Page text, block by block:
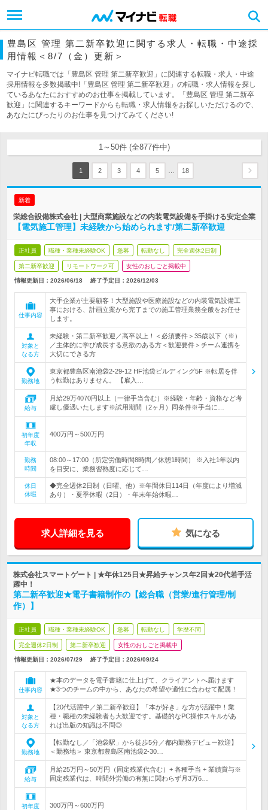
豊島区 管理 第二新卒歓迎に関する求人・転職・中途採
用情報＜8/7（金）更新＞
マイナビ転職では「豊島区 管理 第二新卒歓迎」に関連する転職・求人・中途
採用情報を多数掲載中!「豊島区 管理 第二新卒歓迎」の転職・求人情報を探し
ているあなたにおすすめのお仕事を掲載しています。「豊島区 管理 第二新卒
歓迎」に関連するキーワードからも転職・求人情報をお探しいただけるので、
あなたにぴったりのお仕事を見つけてみてください!
1～50件 (全877件中)
1 2 3 4 5 18
新着
栄総合設備株式会社 | 大型商業施設などの内装電気設備を手掛ける安定企業
【電気施工管理】未経験から始められます/第二新卒歓迎
正社員 職種・業種未経験OK 急募 転勤なし 完全週休2日制
第二新卒歓迎 リモートワーク可 女性のおしごと掲載中
情報更新日：2026/06/18 終了予定日： 2026/12/03
仕事内容
大手企業が主要顧客！大型施設や医療施設などの内装電気設備工
事における、計画立案から完了までの施工管理業務全般をお任せ
します。
対象と
なる方
未経験・第二新卒歓迎／高卒以上！＜必須要件＞35歳以下（※）
／主体的に学び成長する意欲のある方＜歓迎要件＞チーム連携を
大切にできる方
勤務地
東京都豊島区南池袋2-29-12 HF池袋ビルディング5F ※転居を伴
う転勤はありません。 【雇入…
給与
月給29万4070円以上（一律手当含む）※経験・年齢・資格など考
慮し優遇いたします※試用期間（2ヶ月）同条件※手当に…
初年度
年収
400万円～500万円
勤務
時間
08:00～17:00（所定労働時間8時間／休憩1時間） ※入社1年以内
を目安に、業務習熟度に応じて…
休日
休暇
◆完全週休2日制（日曜、他）※年間休日114日（年度により増減
あり）・夏季休暇（2日）・年末年始休暇…
求人詳細を見る 気になる
株式会社スマートゲート | ★年休125日★昇給チャンス年2回★20代若手活
躍中！
第二新卒歓迎★電子書籍制作の【総合職（営業/進行管理/制
作）】
正社員 職種・業種未経験OK 急募 転勤なし 学歴不問
完全週休2日制 第二新卒歓迎 女性のおしごと掲載中
情報更新日：2026/07/29 終了予定日： 2026/09/24
仕事内容
★本のデータを電子書籍に仕上げて、クライアントへ届けます
★3つのチームの中から、あなたの希望や適性に合わせて配属！
対象と
なる方
【20代活躍中／第二新卒歓迎】「本が好き」な方が活躍中！業
種・職種の未経験者も大歓迎です。基礎的なPC操作スキルがあ
れば出版の知識は不問◎
勤務地
【転勤なし／「池袋駅」から徒歩5分／都内勤務デビュー歓迎】
＜勤務地＞ 東京都豊島区南池袋2-30…
給与
月給25万円～50万円（固定残業代含む）+ 各種手当 + 業績賞与※
固定残業代は、時間外労働の有無に関わらず月3万6…
初年度
300万円～600万円